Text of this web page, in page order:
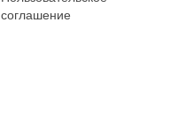
соглашение